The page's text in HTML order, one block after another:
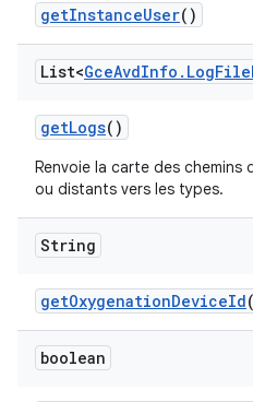
getInstanceUser()
List<GceAvdInfo . LogFile
getLogs()
Renvoie la carte des chemins
ou distants vers les types.
String
getOxygenationDeviceId
boolean